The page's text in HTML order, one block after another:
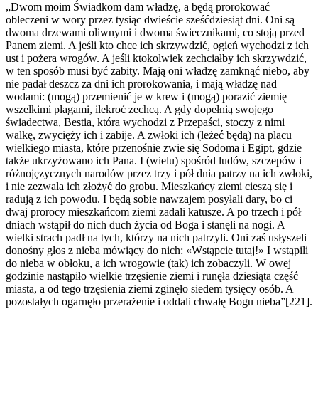
„Dwom moim Świadkom dam władzę, a będą prorokować
obleczeni w wory przez tysiąc dwieście sześćdziesiąt dni. Oni są
dwoma drzewami oliwnymi i dwoma świecznikami, co stoją przed
Panem ziemi. A jeśli kto chce ich skrzywdzić, ogień wychodzi z ich
ust i pożera wrogów. A jeśli ktokolwiek zechciałby ich skrzywdzić,
w ten sposób musi być zabity. Mają oni władzę zamknąć niebo, aby
nie padał deszcz za dni ich prorokowania, i mają władzę nad
wodami: (mogą) przemienić je w krew i (mogą) porazić ziemię
wszelkimi plagami, ilekroć zechcą. A gdy dopełnią swojego
świadectwa, Bestia, która wychodzi z Przepaści, stoczy z nimi
walkę, zwycięży ich i zabije. A zwłoki ich (leżeć będą) na placu
wielkiego miasta, które przenośnie zwie się Sodoma i Egipt, gdzie
także ukrzyżowano ich Pana. I (wielu) spośród ludów, szczepów i
różnojęzycznych narodów przez trzy i pół dnia patrzy na ich zwłoki,
i nie zezwala ich złożyć do grobu. Mieszkańcy ziemi cieszą się i
radują z ich powodu. I będą sobie nawzajem posyłali dary, bo ci
dwaj prorocy mieszkańcom ziemi zadali katusze. A po trzech i pół
dniach wstąpił do nich duch życia od Boga i stanęli na nogi. A
wielki strach padł na tych, którzy na nich patrzyli. Oni zaś usłyszeli
donośny głos z nieba mówiący do nich: «Wstąpcie tutaj!» I wstąpili
do nieba w obłoku, a ich wrogowie (tak) ich zobaczyli. W owej
godzinie nastąpiło wielkie trzęsienie ziemi i runęła dziesiąta część
miasta, a od tego trzęsienia ziemi zginęło siedem tysięcy osób. A
pozostałych ogarnęło przerażenie i oddali chwałę Bogu nieba”[221].